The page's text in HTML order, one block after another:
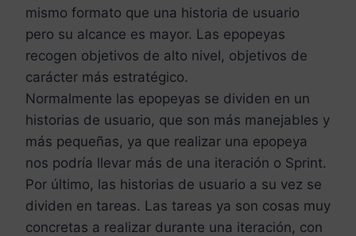
mismo formato que una historia de usuario
pero su alcance es mayor. Las epopeyas
recogen objetivos de alto nivel, objetivos de
carácter más estratégico.
Normalmente las epopeyas se dividen en un
historias de usuario, que son más manejables y
más pequeñas, ya que realizar una epopeya
nos podría llevar más de una iteración o Sprint.
Por último, las historias de usuario a su vez se
dividen en tareas. Las tareas ya son cosas muy
concretas a realizar durante una iteración, con